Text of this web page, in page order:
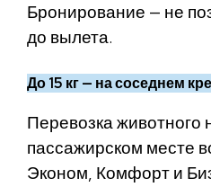
Бронирование — не
до вылета.
До 15 кг — на соседнем
Перевозка животного
пассажирском месте
Эконом, Комфорт и